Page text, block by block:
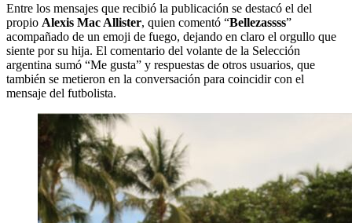
Entre los mensajes que recibió la publicación se destacó el del
propio Alexis Mac Allister, quien comentó “Bellezassss”
acompañado de un emoji de fuego, dejando en claro el orgullo que
siente por su hija. El comentario del volante de la Selección
argentina sumó “Me gusta” y respuestas de otros usuarios, que
también se metieron en la conversación para coincidir con el
mensaje del futbolista.